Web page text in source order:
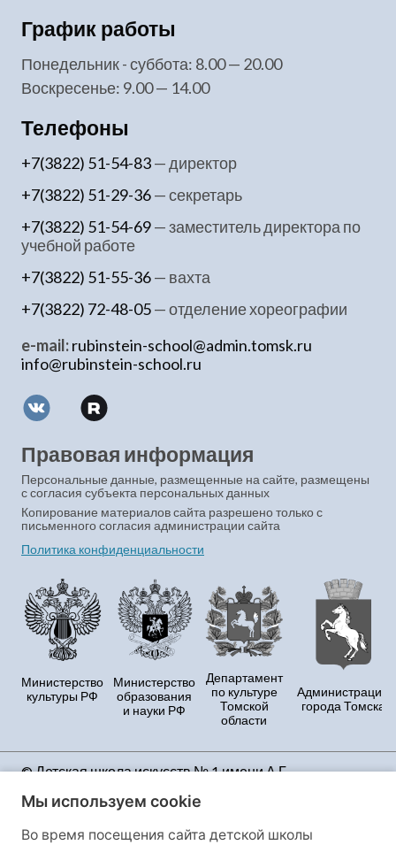
График работы
понедельник - суббота: 8.00 — 20.00
воскресенье: 9.00 — 14.00
Телефоны
+7(3822) 51-54-83— директор
+7(3822) 51-29-36— секретарь
+7(3822) 51-54-69— заместитель директора по
учебной работе
+7(3822) 51-55-36— вахта
+7(3822) 72-48-05— отделение хореографии
e-mail:rubinstein-school@admin.tomsk.ru
info@rubinstein-school.ru
Правовая информация
Персональные данные, размещенные на сайте, размещены
с согласия субъекта персональных данных
Копирование материалов сайта разрешено только с
письменного согласия администрации сайта
Политика конфиденциальности
Министерство
культуры РФ
Министерство
образования
и науки РФ
Департамент
по культуре
Томской
области
Администрация
города Томска
© Детская школа искусств № 1 имени А.Г.
сайт, Вы принимаете условия Политики
Мы используем cookie
Во время посещения сайта детской школы